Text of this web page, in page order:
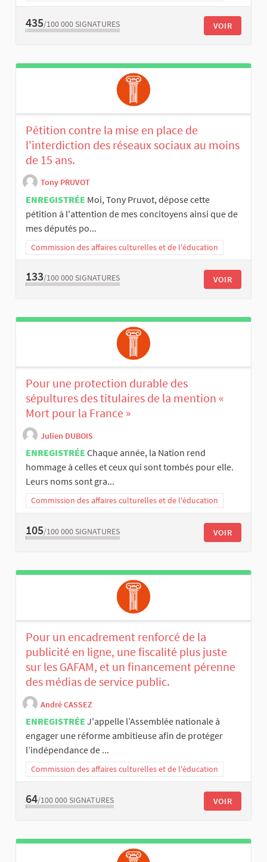
435/100 000 SIGNATURES VOIR
Pétition contre la mise en place de
l'interdiction des réseaux sociaux au moins
de 15 ans.
Tony PRUVOT
ENREGISTRÉE Moi, Tony Pruvot, dépose cette
pétition à l'attention de mes concitoyens ainsi que de
mes députés po...
Commission des affaires culturelles et de l'éducation
133/100 000 SIGNATURES VOIR
Pour une protection durable des
sépultures des titulaires de la mention «
Mort pour la France »
Julien DUBOIS
ENREGISTRÉE Chaque année, la Nation rend
hommage à celles et ceux qui sont tombés pour elle.
Leurs noms sont gra...
Commission des affaires culturelles et de l'éducation
105/100 000 SIGNATURES VOIR
Pour un encadrement renforcé de la
publicité en ligne, une fiscalité plus juste
sur les GAFAM, et un financement pérenne
des médias de service public.
André CASSEZ
ENREGISTRÉE J'appelle l’Assemblée nationale à
engager une réforme ambitieuse afin de protéger
l’indépendance de ...
Commission des affaires culturelles et de l'éducation
64/100 000 SIGNATURES VOIR